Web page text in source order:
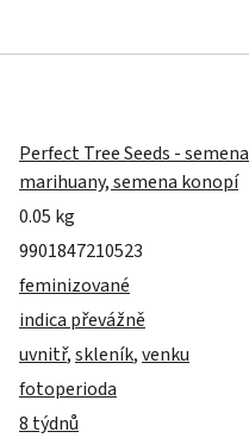
Perfect Tree Seeds - semena
marihuany, semena konopí
0.05 kg
9901847210523
feminizované
indica převážně
uvnitř,skleník,venku
fotoperioda
8 týdnů